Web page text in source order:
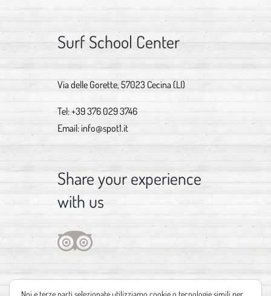
Surf School Center
Via delle Gorette, 57023 Cecina (LI)
Tel:+39 376 029 3746
Email: info@spot1.it
Share your experience
with us
Noi e terze parti selezionate utilizziamo cookie o tecnologie simili per